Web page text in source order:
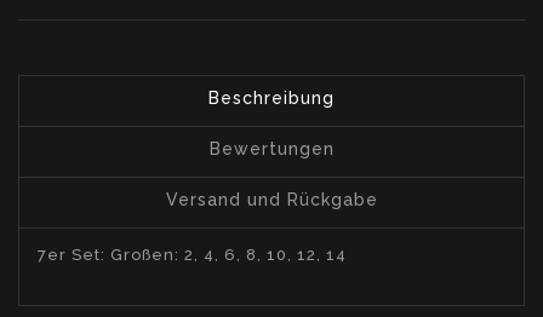
Beschreibung
Bewertungen
Versand und Rückgabe
7er Set: Großen: 2, 4, 6, 8, 10, 12, 14